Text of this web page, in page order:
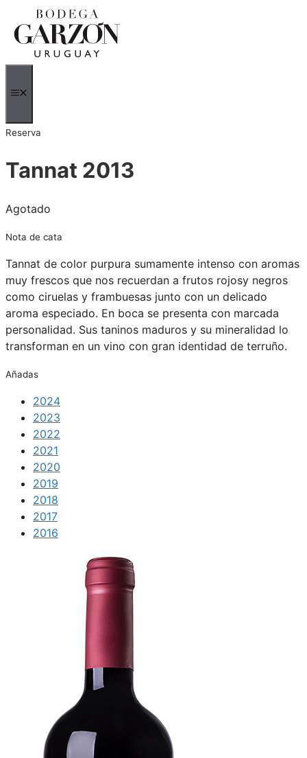
contenido
Reserva
Tannat 2013
Agotado
Nota de cata
Tannat de color purpura sumamente intenso con aromas
muy frescos que nos recuerdan a frutos rojosy negros
como ciruelas y frambuesas junto con un delicado
aroma especiado. En boca se presenta con marcada
personalidad. Sus taninos maduros y su mineralidad lo
transforman en un vino con gran identidad de terruño.
Añadas
2024
2023
2022
2021
2020
2019
2018
2017
2016